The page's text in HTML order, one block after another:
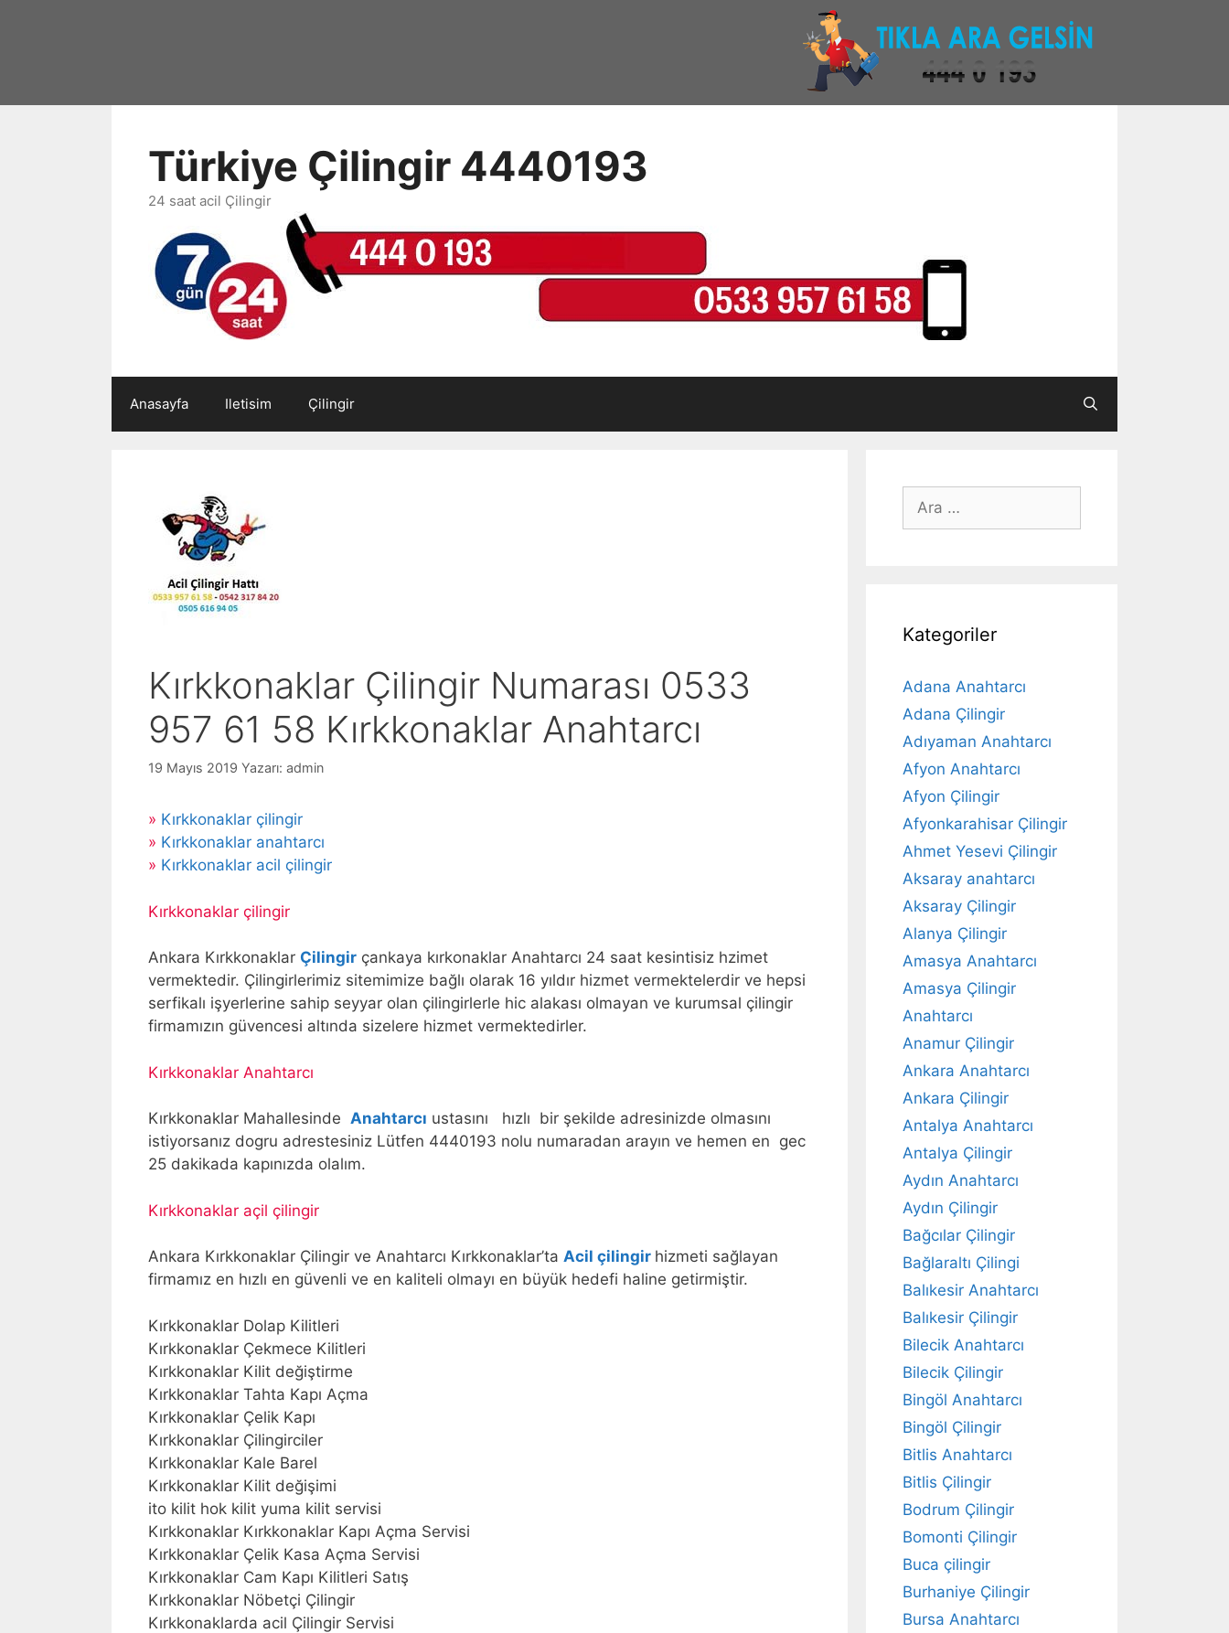
Türkiye Çilingir 4440193
24 saat acil Çilingir
Anasayfa Iletisim Çilingir
Kırkkonaklar Çilingir Numarası 0533
957 61 58 Kırkkonaklar Anahtarcı
19 Mayıs 2019 Yazarı: admin
» Kırkkonaklar çilingir
» Kırkkonaklar anahtarcı
» Kırkkonaklar acil çilingir
Kırkkonaklar çilingir
Ankara Kırkkonaklar Çilingir çankaya kırkonaklar Anahtarcı 24 saat kesintisiz hzimet
vermektedir. Çilingirlerimiz sitemimize bağlı olarak 16 yıldır hizmet vermektelerdir ve hepsi
serfikalı işyerlerine sahip seyyar olan çilingirlerle hic alakası olmayan ve kurumsal çilingir
firmamızın güvencesi altında sizelere hizmet vermektedirler.
Kırkkonaklar Anahtarcı
Kırkkonaklar Mahallesinde Anahtarcı ustasını hızlı bir şekilde adresinizde olmasını
istiyorsanız dogru adrestesiniz Lütfen 4440193 nolu numaradan arayın ve hemen en gec
25 dakikada kapınızda olalım.
Kırkkonaklar açil çilingir
Ankara Kırkkonaklar Çilingir ve Anahtarcı Kırkkonaklar’ta Acil çilingir hizmeti sağlayan
firmamız en hızlı en güvenli ve en kaliteli olmayı en büyük hedefi haline getirmiştir.
Kırkkonaklar Dolap Kilitleri
Kırkkonaklar Çekmece Kilitleri
Kırkkonaklar Kilit değiştirme
Kırkkonaklar Tahta Kapı Açma
Kırkkonaklar Çelik Kapı
Kırkkonaklar Çilingirciler
Kırkkonaklar Kale Barel
Kırkkonaklar Kilit değişimi
ito kilit hok kilit yuma kilit servisi
Kırkkonaklar Kırkkonaklar Kapı Açma Servisi
Kırkkonaklar Çelik Kasa Açma Servisi
Kırkkonaklar Cam Kapı Kilitleri Satış
Kırkkonaklar Nöbetçi Çilingir
Kırkkonaklarda acil Çilingir Servisi
için
Kategoriler
Adana Anahtarcı
Adana Çilingir
Adıyaman Anahtarcı
Afyon Anahtarcı
Afyon Çilingir
Afyonkarahisar Çilingir
Ahmet Yesevi Çilingir
Aksaray anahtarcı
Aksaray Çilingir
Alanya Çilingir
Amasya Anahtarcı
Amasya Çilingir
Anahtarcı
Anamur Çilingir
Ankara Anahtarcı
Ankara Çilingir
Antalya Anahtarcı
Antalya Çilingir
Aydın Anahtarcı
Aydın Çilingir
Bağcılar Çilingir
Bağlaraltı Çilingi
Balıkesir Anahtarcı
Balıkesir Çilingir
Bilecik Anahtarcı
Bilecik Çilingir
Bingöl Anahtarcı
Bingöl Çilingir
Bitlis Anahtarcı
Bitlis Çilingir
Bodrum Çilingir
Bomonti Çilingir
Buca çilingir
Burhaniye Çilingir
Bursa Anahtarcı